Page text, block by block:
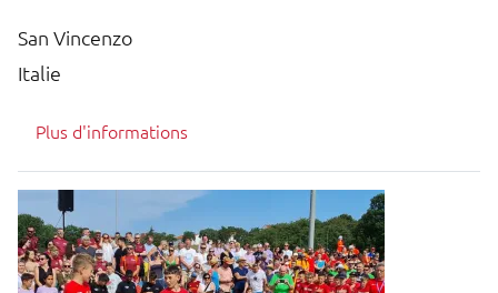
San Vincenzo
Italie
Plus d'informations